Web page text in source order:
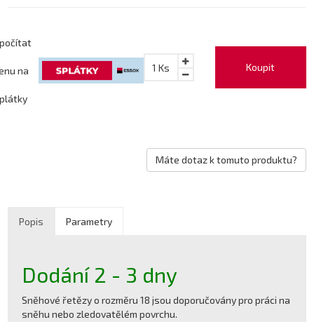
Koupit
1 Ks
na
Máte dotaz k tomuto produktu?
Popis Parametry
Dodání 2 - 3 dny
Sněhové řetězy o rozměru 18 jsou doporučovány pro práci na
sněhu nebo zledovatělém povrchu.